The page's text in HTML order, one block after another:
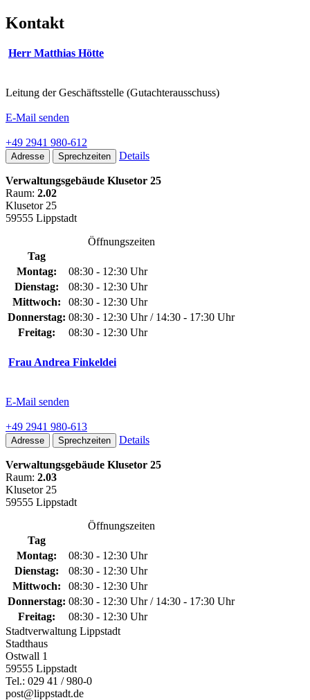
Kontakt
Herr Matthias Hötte
Leitung der Geschäftsstelle (Gutachterausschuss)
E-Mail senden
+49 2941 980-612
Adresse Sprechzeiten Details
Verwaltungsgebäude Klusetor 25
Raum: 2.02
Klusetor 25
59555 Lippstadt
Öffnungszeiten
Tag
Montag:
08:30 - 12:30 Uhr
Dienstag:
08:30 - 12:30 Uhr
Mittwoch:
08:30 - 12:30 Uhr
Donnerstag: 08:30 - 12:30 Uhr / 14:30 - 17:30 Uhr
Freitag:
08:30 - 12:30 Uhr
Frau Andrea Finkeldei
E-Mail senden
+49 2941 980-613
Adresse Sprechzeiten Details
Verwaltungsgebäude Klusetor 25
Raum: 2.03
Klusetor 25
59555 Lippstadt
Öffnungszeiten
Tag
Montag:
08:30 - 12:30 Uhr
Dienstag:
08:30 - 12:30 Uhr
Mittwoch:
08:30 - 12:30 Uhr
Donnerstag: 08:30 - 12:30 Uhr / 14:30 - 17:30 Uhr
Freitag:
08:30 - 12:30 Uhr
Stadtverwaltung Lippstadt
Stadthaus
Ostwall 1
59555 Lippstadt
Tel.: 029 41 / 980-0
post@lippstadt.de